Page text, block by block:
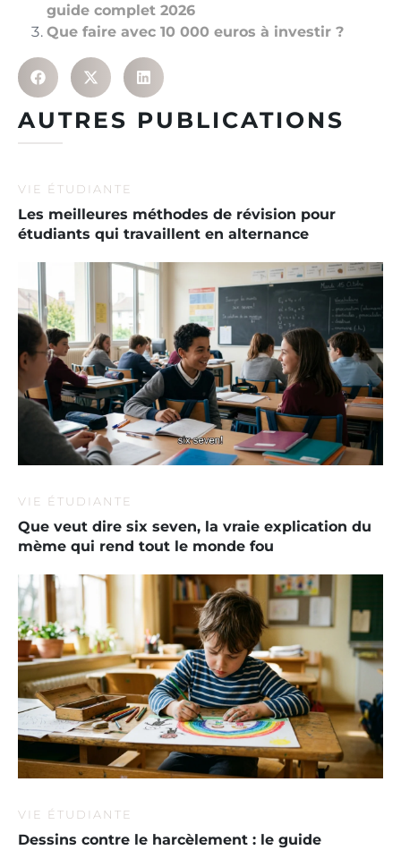
guide complet 2026
Que faire avec 10 000 euros à investir ?
AUTRES PUBLICATIONS
VIE ÉTUDIANTE
Les meilleures méthodes de révision pour
étudiants qui travaillent en alternance
VIE ÉTUDIANTE
Que veut dire six seven, la vraie explication du
mème qui rend tout le monde fou
VIE ÉTUDIANTE
Dessins contre le harcèlement : le guide